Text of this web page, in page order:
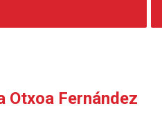
Otxoa Fernández